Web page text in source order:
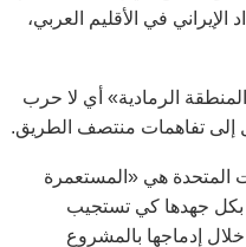
في الأقليم العربي،
الرمادية» أي لا حرب
إلى تفاهمات منتصف الطريق.
المتحدة هي «المستعمرة
بكل جهدها كي تستجيب
إدماجها بالمشروع